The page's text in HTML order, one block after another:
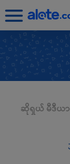
ဆိုရှယ် မီဒီယာ